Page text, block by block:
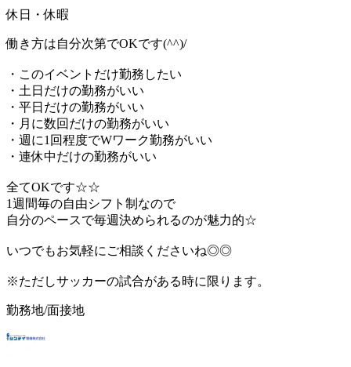
休日・休暇
働き方は自分次第でOKです(^^)/
・このイベントだけ勤務したい
・土日だけの勤務がいい
・平日だけの勤務がいい
・月に数回だけの勤務がいい
・週に1回程度でWワーク勤務がいい
・連休中だけの勤務がいい
全てOKです☆☆
1週間毎の自由シフト制なので
自分のペースで毎週決められるのが魅力的☆
いつでもお気軽にご相談くださいね◎◎
※ただしサッカーの試合がある時に限ります。
勤務地/面接地